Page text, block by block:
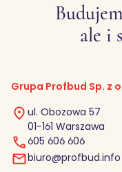
ale i
Grupa Profbud Sp. z
ul. Obozowa 57
01-161 Warszawa
605 606 606
biuro@profbud.info